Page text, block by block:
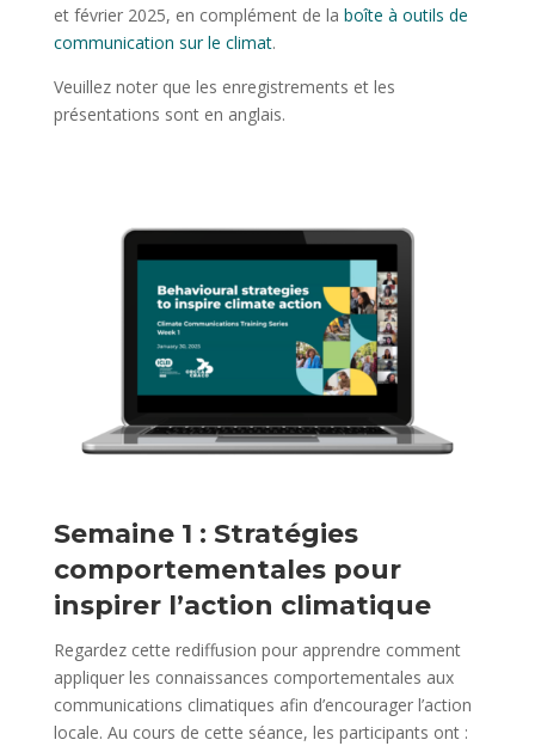
et février 2025, en complément de la boîte à outils de
communication sur le climat.
Veuillez noter que les enregistrements et les
présentations sont en anglais.
Semaine 1 : Stratégies
comportementales pour
inspirer l’action climatique
Regardez cette rediffusion pour apprendre comment
appliquer les connaissances comportementales aux
communications climatiques afin d’encourager l’action
locale. Au cours de cette séance, les participants ont :